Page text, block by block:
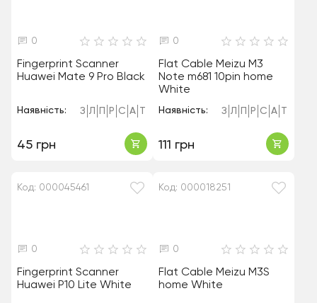
0
Fingerprint Scanner
Huawei Mate 9 Pro Black
Наявність: З Л Р С А
45 грн
0
Flat Cable Meizu M3
Note m681 10pin home
White
Наявність: З Л Р С А
111 грн
Код: 000045461
0
Fingerprint Scanner
Huawei P10 Lite White
Код: 000018251
0
Flat Cable Meizu M3S
home White